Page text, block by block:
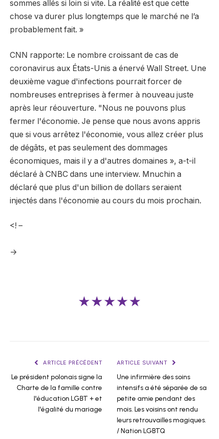
sommes allés si loin si vite. La réalité est que cette
chose va durer plus longtemps que le marché ne l’a
probablement fait. »
CNN rapporte: Le nombre croissant de cas de
coronavirus aux États-Unis a énervé Wall Street. Une
deuxième vague d'infections pourrait forcer de
nombreuses entreprises à fermer à nouveau juste
après leur réouverture. "Nous ne pouvons plus
fermer l'économie. Je pense que nous avons appris
que si vous arrêtez l'économie, vous allez créer plus
de dégâts, et pas seulement des dommages
économiques, mais il y a d'autres domaines », a-t-il
déclaré à CNBC dans une interview. Mnuchin a
déclaré que plus d'un billion de dollars seraient
injectés dans l'économie au cours du mois prochain.
<! –
->
★★★★★
ARTICLE PRÉCÉDENT
Le président polonais signe la
Charte de la famille contre
l'éducation LGBT + et
l'égalité du mariage
ARTICLE SUIVANT
Une infirmière des soins
intensifs a été séparée de sa
petite amie pendant des
mois. Les voisins ont rendu
leurs retrouvailles magiques.
/ Nation LGBTQ